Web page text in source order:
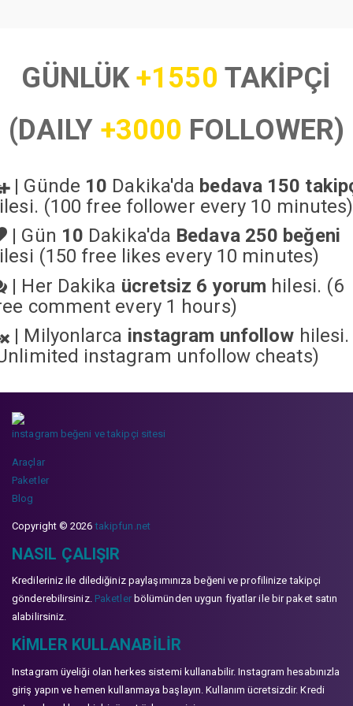
GÜNLÜK+1550 TAKİPÇİ
(DAILY +3000 FOLLOWER)
| Günde 10 Dakika'da bedava 150
(100 free follower every 10 minutes)
| Gün 10 Dakika'da Bedava 250 beğeni
(150 free likes every 10 minutes)
| Her Dakika ücretsiz 6 yorum hilesi. (6
comment every 1 hours)
| Milyonlarca instagram unfollow hilesi.
instagram unfollow cheats)
instagram beğeni ve takipçi sitesi
Araçlar
Paketler
Blog
Copyright © 2026takipfun.net
NASIL ÇALIŞIR
Kredileriniz ile dilediğiniz paylaşımınıza beğeni ve profilinize takipçi
gönderebilirsiniz. Paketlerbölümünden uygun fiyatlar ile bir paket satın
alabilirsiniz.
KIMLER KULLANABILIR
Instagram üyeliği olan herkes sistemi kullanabilir. Instagram hesabınızla
giriş yapın ve hemen kullanmaya başlayın. Kullanım ücretsizdir. Kredi